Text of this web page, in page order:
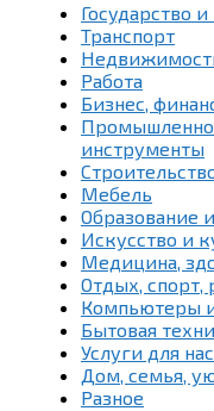
Государство и
Транспорт
Работа
Бизнес,
инструменты
Мебель
Образование
Искусство и
Медицина,
Отдых, спорт,
Компьютеры
Бытовая
Услуги для
Дом, семья,
Разное